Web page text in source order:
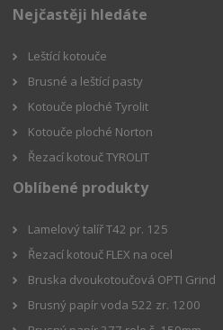
Nejčastěji hledáte
Leštící kotouče
Brusné a leštící pasty
Kotouče ploché Tyrolit
Kotouče ploché Norton
Řezací kotouč TYROLIT
Oblíbené produkty
Lamelový talíř T42 pr. 125
Řezací kotouč FLEX na ocel
Bruska dvoukotoučová OPTI Grind
Brusný papír voda 522 zr. 1200